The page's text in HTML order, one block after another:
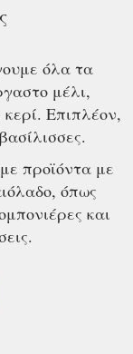
όλα τα
μέλι,
Επιπλέον,
προϊόντα με
όπως
και